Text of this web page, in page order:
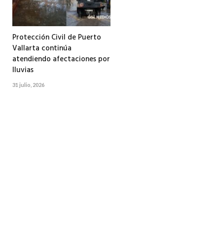
Protección Civil de Puerto
Vallarta continúa
atendiendo afectaciones por
lluvias
31 julio, 2026